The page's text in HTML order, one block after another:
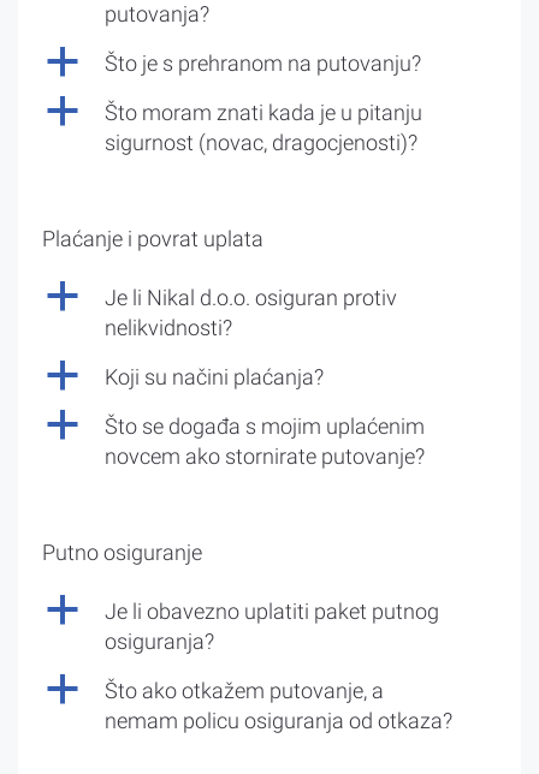
putovanja?
a Što je s prehranom na putovanju?
a
Što moram znati kada je u pitanju
sigurnost (novac, dragocjenosti)?
Plaćanje i povrat uplata
a
Je li Nikal d.o.o. osiguran protiv
nelikvidnosti?
a Koji su načini plaćanja?
a
Što se događa s mojim uplaćenim
novcem ako stornirate putovanje?
Putno osiguranje
a
Je li obavezno uplatiti paket putnog
osiguranja?
a
Što ako otkažem putovanje, a
nemam policu osiguranja od otkaza?